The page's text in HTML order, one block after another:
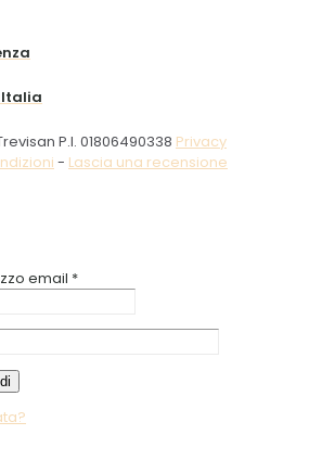
P.I. 01806490338 Privacy
- Lascia una recensione
email *